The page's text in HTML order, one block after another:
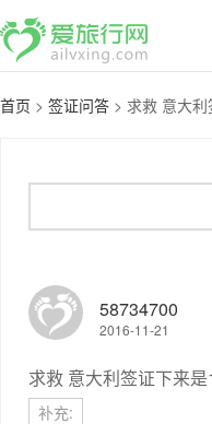
首页 > 签证问答 > 求救 意大
58734700
2016-11-21
求救 意大利签证下来
补充: